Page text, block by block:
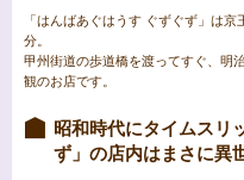
「はんばあぐはうす ぐずぐず」は
分。
甲州街道の歩道橋を渡ってすぐ、明
観のお店です。
昭和時代にタイムスリ
ず」の店内はまさに異